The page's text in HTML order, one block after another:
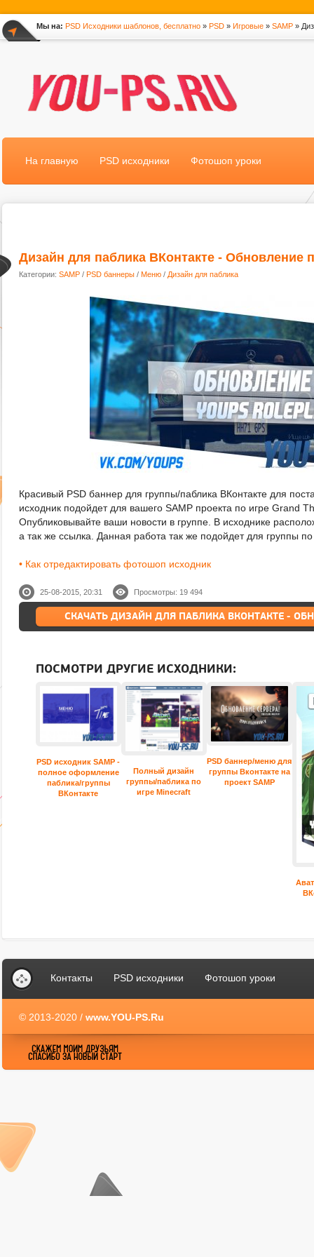
Мы на: PSD Исходники шаблонов, бесплатно » PSD » Игровые » SAMP »
На главную PSD исходники Фотошоп уроки
Дизайн для паблика ВКонтакте - Обновление
Категории: SAMP / PSD баннеры / Меню / Дизайн для паблика
Красивый PSD баннер для группы/паблика ВКонтакте для
исходник подойдет для вашего SAMP проекта по игре Grand
Опубликовывайте ваши новости в группе. В исходнике
а так же ссылка. Данная работа так же подойдет для группы
• Как отредактировать фотошоп исходник
25-08-2015, 20:31 Просмотры: 19 494
СКАЧАТЬ ДИЗАЙН ДЛЯ ПАБЛИКА ВКОНТАКТЕ -
ПОСМОТРИ ДРУГИЕ ИСХОДНИКИ:
PSD исходник SAMP -
полное оформление
паблика/группы
ВКонтакте
Полный дизайн
группы/паблика по
игре Minecraft
PSD баннер/меню для
группы Вконтакте на
проект SAMP
Контакты PSD исходники Фотошоп уроки
© 2013-2020 / www.YOU-PS.Ru
YOU-PS.Ru